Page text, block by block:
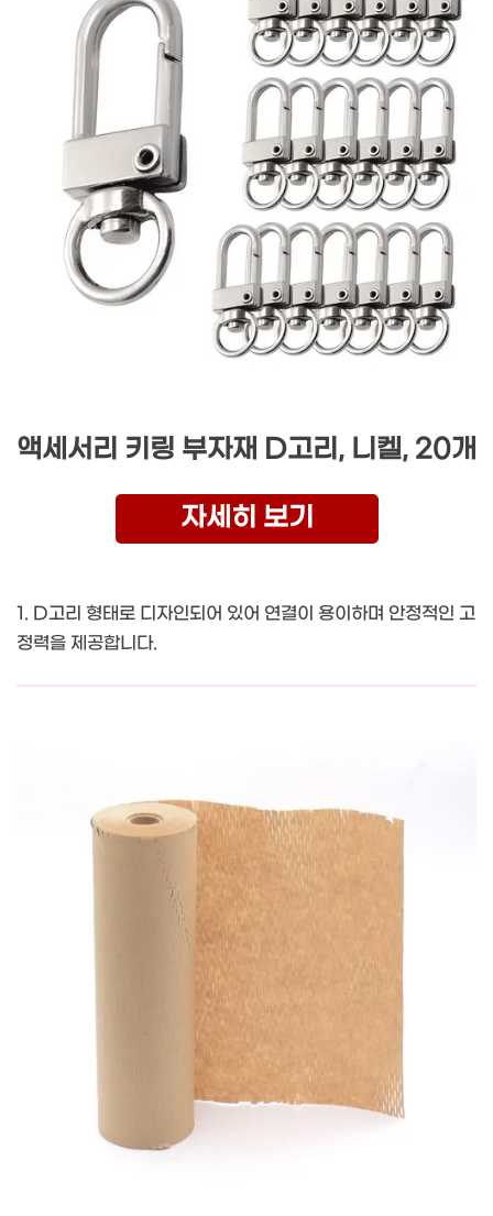
액세서리 키링 부자재 D고리, 니켈, 20개
자세히 보기
1. D고리 형태로 디자인되어 있어 연결이 용이하며 안정적인 고
정력을 제공합니다.